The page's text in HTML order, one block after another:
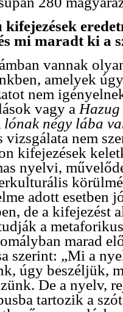
mi maradt ki a
vannak
amelyek
nem
vagy a
lónak négy lába
nem
kifejezések
nyelvi,
adott esetben
de a kifejezést
a
marad
szerint: „Mi a
úgy beszéljük,
De a nyelv,
tartozik a